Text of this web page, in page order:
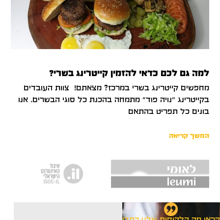
למה גם לכם כדאי להזמין קייטרינג בשרי?
מחפשים קייטרינג בשרי במרכז? מצאתם! צוות העובדים
בקייטרינג "נויה פוד" מתמחה בהכנת כל סוגי הבשרים. אנו
בונים כל תפריט בהתאם
המשך קריאה